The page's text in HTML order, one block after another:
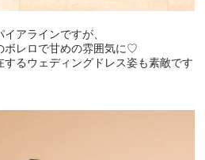
アラインですが、
ボレロで甘めの雰囲気に♡
るウェディングドレス姿も素敵です